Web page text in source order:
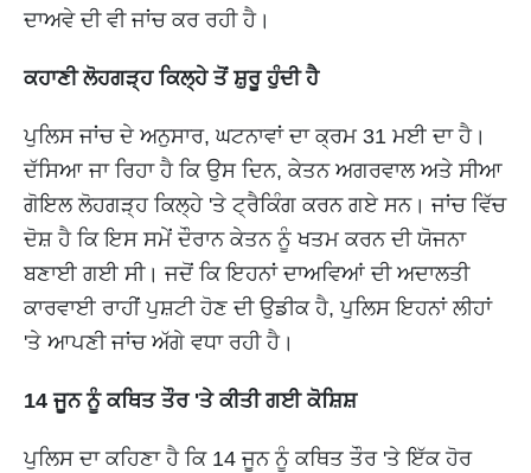
ਦਾਅਵੇ ਦੀ ਵੀ ਜਾਂਚ ਕਰ ਰਹੀ ਹੈ।
ਕਹਾਣੀ ਲੋਹਗੜ੍ਹ ਕਿਲ੍ਹੇ ਤੋਂ ਸ਼ੁਰੂ ਹੁੰਦੀ ਹੈ
ਪੁਲਿਸ ਜਾਂਚ ਦੇ ਅਨੁਸਾਰ, ਘਟਨਾਵਾਂ ਦਾ ਕ੍ਰਮ 31 ਮਈ ਦਾ ਹੈ।
ਦੱਸਿਆ ਜਾ ਰਿਹਾ ਹੈ ਕਿ ਉਸ ਦਿਨ, ਕੇਤਨ ਅਗਰਵਾਲ ਅਤੇ ਸੀਆ
ਗੋਇਲ ਲੋਹਗੜ੍ਹ ਕਿਲ੍ਹੇ 'ਤੇ ਟ੍ਰੈਕਿੰਗ ਕਰਨ ਗਏ ਸਨ। ਜਾਂਚ ਵਿੱਚ
ਦੋਸ਼ ਹੈ ਕਿ ਇਸ ਸਮੇਂ ਦੌਰਾਨ ਕੇਤਨ ਨੂੰ ਖਤਮ ਕਰਨ ਦੀ ਯੋਜਨਾ
ਬਣਾਈ ਗਈ ਸੀ। ਜਦੋਂ ਕਿ ਇਹਨਾਂ ਦਾਅਵਿਆਂ ਦੀ ਅਦਾਲਤੀ
ਕਾਰਵਾਈ ਰਾਹੀਂ ਪੁਸ਼ਟੀ ਹੋਣ ਦੀ ਉਡੀਕ ਹੈ, ਪੁਲਿਸ ਇਹਨਾਂ ਲੀਹਾਂ
'ਤੇ ਆਪਣੀ ਜਾਂਚ ਅੱਗੇ ਵਧਾ ਰਹੀ ਹੈ।
14 ਜੂਨ ਨੂੰ ਕਥਿਤ ਤੌਰ 'ਤੇ ਕੀਤੀ ਗਈ ਕੋਸ਼ਿਸ਼
ਪੁਲਿਸ ਦਾ ਕਹਿਣਾ ਹੈ ਕਿ 14 ਜੂਨ ਨੂੰ ਕਥਿਤ ਤੌਰ 'ਤੇ ਇੱਕ ਹੋਰ